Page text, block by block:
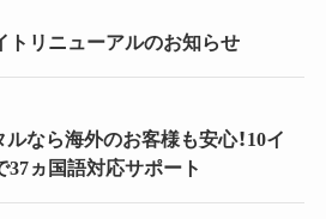
トリニューアルのお知らせ
なら海外のお客様も安心！10イ
ヵ国語対応サポート